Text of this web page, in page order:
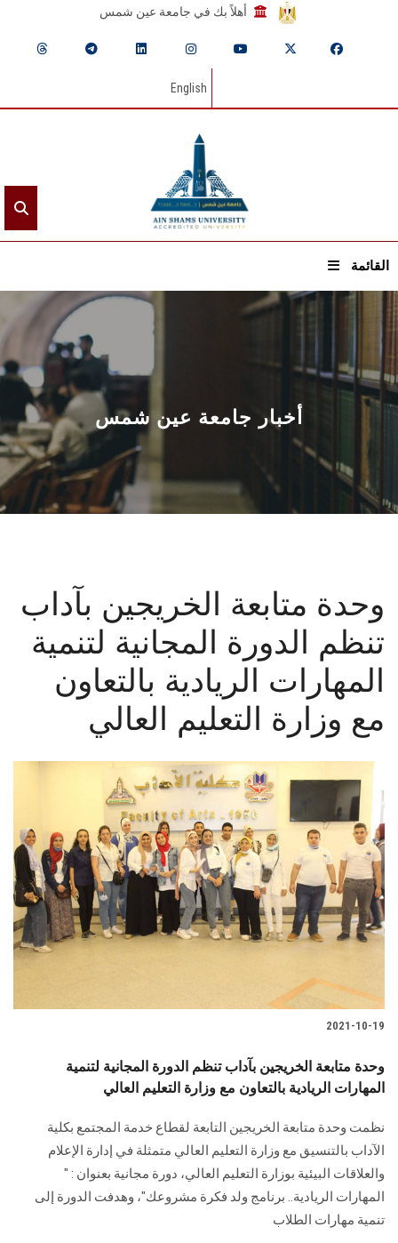
أهلاً بك في جامعة عين شمس
English
القائمة
الرئيسيـة
عن الجامعة
القطاعـات
الشئون الأكاديمية
البحث العلمي
المراكز والوحدات
الأنظمة الذكية
هيئة التدريس
الدراسات العليا
الخريجين
سجل الان
أخبار جامعة عين شمس
وحدة متابعة الخريجين بآداب
تنظم الدورة المجانية لتنمية
المهارات الريادية بالتعاون
مع وزارة التعليم العالي
2021-10-19
وحدة متابعة الخريجين بآداب تنظم الدورة المجانية لتنمية
المهارات الريادية بالتعاون مع وزارة التعليم العالي
نظمت وحدة متابعة الخريجين التابعة لقطاع خدمة المجتمع بكلية
الآداب بالتنسيق مع وزارة التعليم العالي متمثلة في إدارة الإعلام
والعلاقات البيئية بوزارة التعليم العالي، دورة مجانية بعنوان : "
المهارات الريادية.. برنامج ولد فكرة مشروعك"، وهدفت الدورة إلى
تنمية مهارات الطلاب